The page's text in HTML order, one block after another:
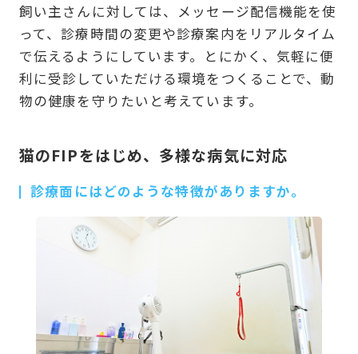
飼い主さんに対しては、メッセージ配信機能を使
って、診療時間の変更や診療案内をリアルタイム
で伝えるようにしています。とにかく、気軽に便
利に受診していただける環境をつくることで、動
物の健康を守りたいと考えています。
猫のFIPをはじめ、多様な病気に対応
診療面にはどのような特徴がありますか。